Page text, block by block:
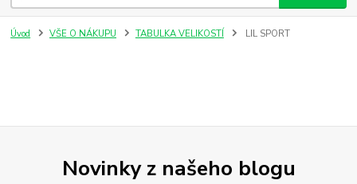
Úvod VŠE O NÁKUPU TABULKA VELIKOSTÍ LIL SPORT
Novinky z našeho blogu